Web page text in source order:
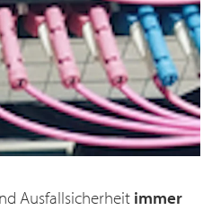
Ausfallsicherheit immer